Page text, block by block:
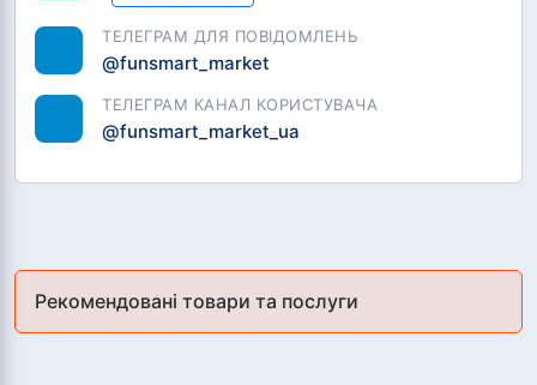
ТЕЛЕГРАМ ДЛЯ ПОВІДОМЛЕНЬ
@funsmart_market
ТЕЛЕГРАМ КАНАЛ КОРИСТУВАЧА
@funsmart_market_ua
Рекомендовані товари та послуги